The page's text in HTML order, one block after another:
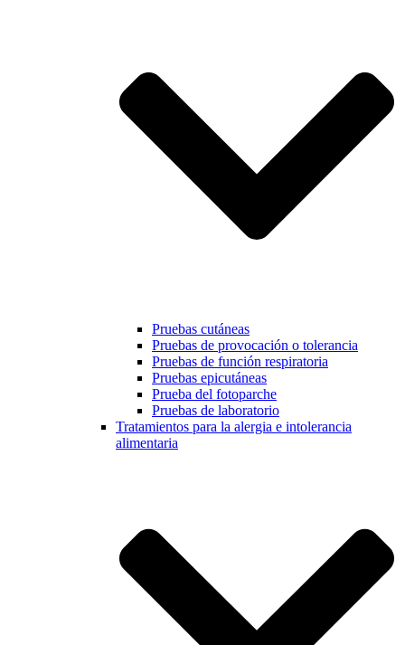
Pruebas cutáneas
Pruebas de provocación o tolerancia
Pruebas de función respiratoria
Pruebas epicutáneas
Prueba del fotoparche
Pruebas de laboratorio
Tratamientos para la alergia e intolerancia
alimentaria